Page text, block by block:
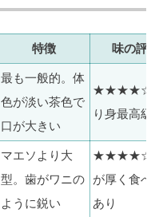
特徴 味の評価
最も一般的。体
色が淡い茶色で
口が大きい
★★★★☆
り身最高級
マエソより大
型。歯がワニの
ように鋭い
★★★★☆
が厚く食べ
あり